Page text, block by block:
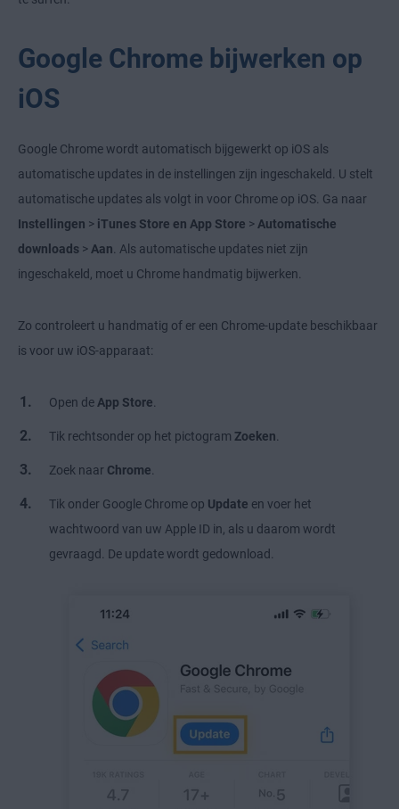
Google Chrome bijwerken op
iOS
Google Chrome wordt automatisch bijgewerkt op iOS als
automatische updates in de instellingen zijn ingeschakeld. U stelt
automatische updates als volgt in voor Chrome op iOS. Ga naar
Instellingen > iTunes Store en App Store > Automatische
downloads > Aan . Als automatische updates niet zijn
ingeschakeld, moet u Chrome handmatig bijwerken.
Zo controleert u handmatig of er een Chrome-update beschikbaar
is voor uw iOS-apparaat:
Open de App Store
Tik rechtsonder op het pictogram Zoeken
Zoek naar Chrome
Tik onder Google Chrome op Update en voer het
wachtwoord van uw Apple ID in, als u daarom wordt
gevraagd. De update wordt gedownload.